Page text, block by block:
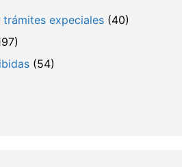
trámites expeciales (40)
(54)